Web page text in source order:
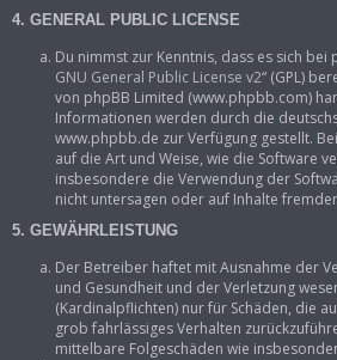
4. GENERAL PUBLIC LICENSE
Du nimmst zur Kenntnis, dass es sich bei
GNU General Public License v2“ (GPL)
von phpBB Limited (www.phpbb.com)
Informationen werden durch die
www.phpbb.de zur Verfügung gestellt.
auf die Art und Weise, wie die Software
insbesondere die Verwendung der
nicht untersagen oder auf Inhalte
5. GEWÄHRLEISTUNG
Der Betreiber haftet mit Ausnahme der
und Gesundheit und der Verletzung
(Kardinalpflichten) nur für Schäden, die
grob fahrlässiges Verhalten
mittelbare Folgeschäden wie